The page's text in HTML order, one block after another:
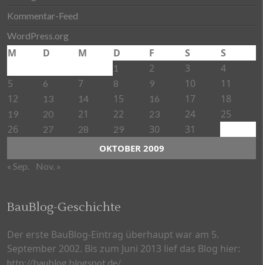
Kommentar-Feed
WordPress.org
OKTOBER 2009
M D M D F S S
1 2 3
4
5
6 7 8 9 10
11
12
13 14 15 16 17 18
19 20 21 22 23 24
25
26
27 28 29 30 31
« Sep. Nov. »
BauBlog-Geschichte
Der erste BauBlog-Eintrag überhaupt war am 5.
September 2002. Bis zum Juni 2013 lief das Blog hier:
http://baublog.blogspot.de/